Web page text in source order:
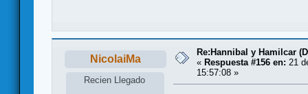
NicolaiMa
Recien Llegado
Re:Hannibal y Hamilcar
« Respuesta #156 en: 21
15:57:08 »